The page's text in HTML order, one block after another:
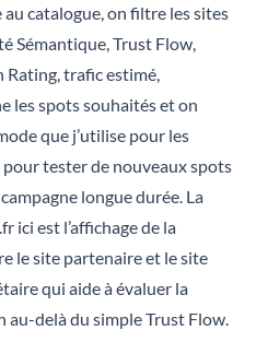
au catalogue, on filtre les sites
Sémantique, Trust Flow,
Rating, trafic estimé,
les spots souhaités et on
que j’utilise pour les
tester de nouveaux spots
longue durée. La
ici est l’affichage de la
le site partenaire et le site
qui aide à évaluer la
au-delà du simple Trust Flow.